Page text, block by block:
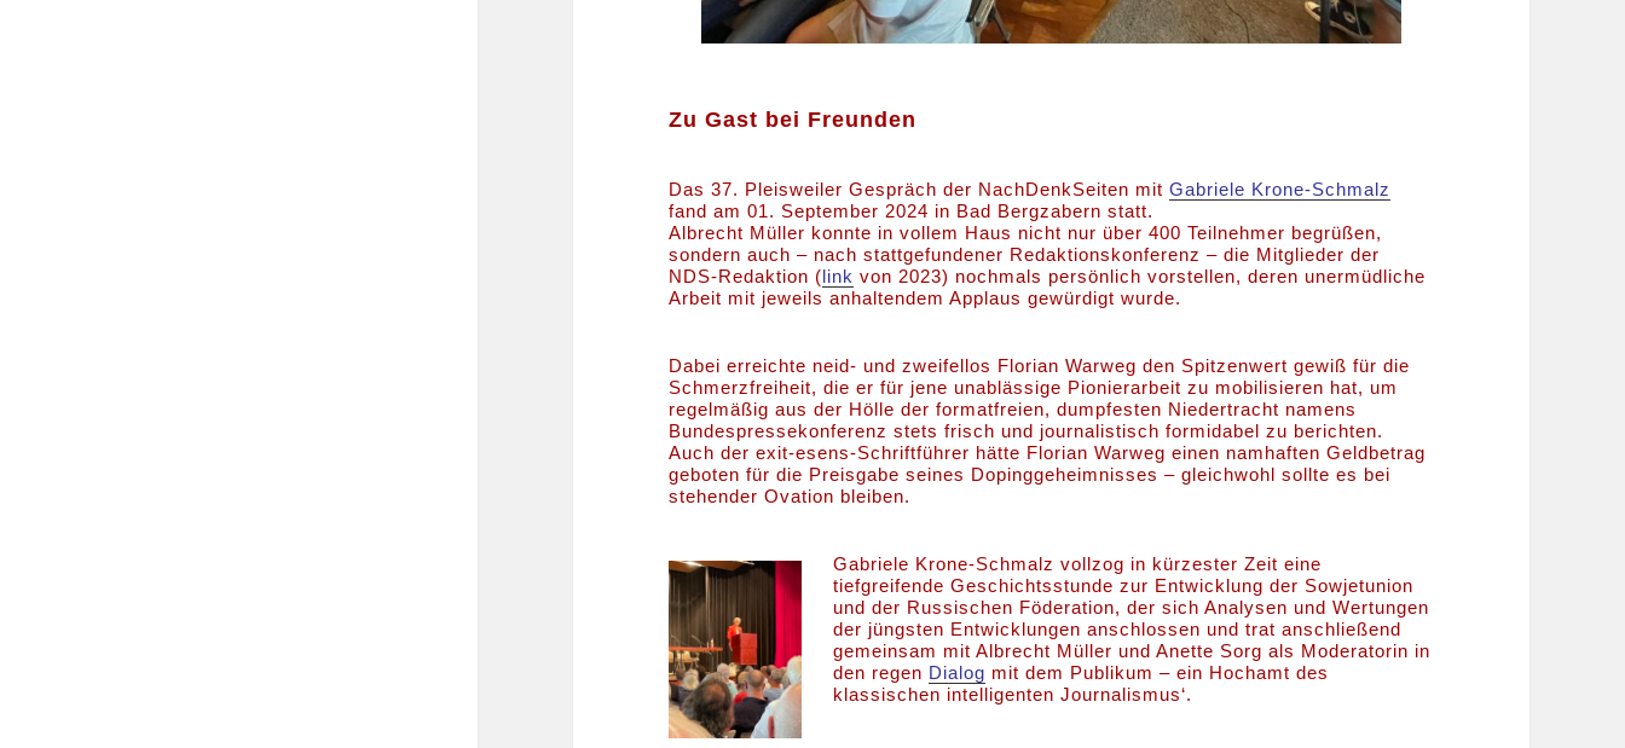
Zu Gast bei Freunden
Das 37. Pleisweiler Gespräch der NachDenkSeiten mitGabriele Krone-Schmalz
fand am 01. September 2024 in Bad Bergzabern statt.
Albrecht Müller konnte in vollem Haus nicht nur über 400 Teilnehmer begrüßen,
sondern auch – nach stattgefundener Redaktionskonferenz – die Mitglieder der
NDS-Redaktion (link von 2023) nochmals persönlich vorstellen, deren unermüdliche
Arbeit mit jeweils anhaltendem Applaus gewürdigt wurde.
Dabei erreichte neid- und zweifellos Florian Warweg den Spitzenwert gewiß für die
Schmerzfreiheit, die er für jene unablässige Pionierarbeit zu mobilisieren hat, um
regelmäßig aus der Hölle der formatfreien, dumpfesten Niedertracht namens
Bundespressekonferenz stets frisch und journalistisch formidabel zu berichten.
Auch der exit-esens-Schriftführer hätte Florian Warweg einen namhaften Geldbetrag
geboten für die Preisgabe seines Dopinggeheimnisses – gleichwohl sollte es bei
stehender Ovation bleiben.
Gabriele Krone-Schmalz vollzog in kürzester Zeit eine
tiefgreifende Geschichtsstunde zur Entwicklung der Sowjetunion
und der Russischen Föderation, der sich Analysen und Wertungen
der jüngsten Entwicklungen anschlossen und trat anschließend
gemeinsam mit Albrecht Müller und Anette Sorg als Moderatorin in
den regen Dialog mit dem Publikum – ein Hochamt des
klassischen intelligenten Journalismus‘.